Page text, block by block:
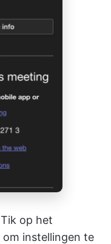
op het
instellingen te